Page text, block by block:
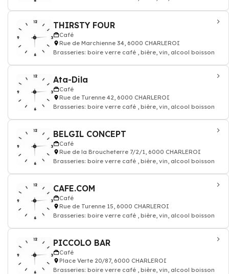
THIRSTY FOUR
Café
Rue de Marchienne 34, 6000 CHARLEROI
Brasseries: boire verre café , bière, vin, alcool boisson
Ata-Dila
Café
Rue de Turenne 42, 6000 CHARLEROI
Brasseries: boire verre café , bière, vin, alcool boisson
BELGIL CONCEPT
Café
Rue de la Broucheterre 7/2/1, 6000 CHARLEROI
Brasseries: boire verre café , bière, vin, alcool boisson
CAFE.COM
Café
Rue de Turenne 15, 6000 CHARLEROI
Brasseries: boire verre café , bière, vin, alcool boisson
PICCOLO BAR
Café
Place Verte 20/87, 6000 CHARLEROI
Brasseries: boire verre café , bière, vin, alcool boisson